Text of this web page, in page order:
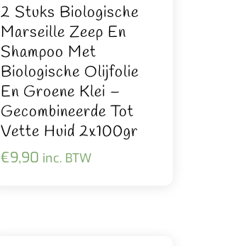
2 Stuks Biologische
Marseille Zeep En
Shampoo Met
Biologische Olijfolie
En Groene Klei –
Gecombineerde Tot
Vette Huid 2x100gr
€9,90 inc. BTW